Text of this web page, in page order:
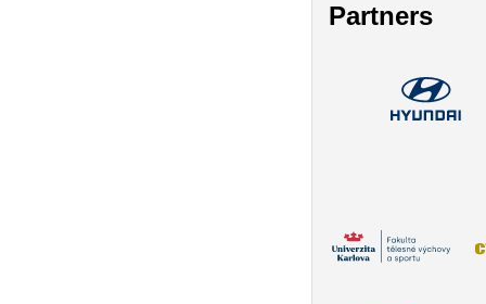
Partners